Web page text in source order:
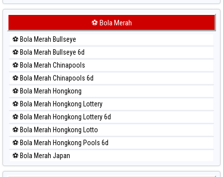
Paito Harian Sydney Lottery
Paito Harian Sydney Lottery 6d
Paito Harian Sydney Lotto
Paito Harian Sydney Pools 6d
Paito Harian Taipei
Paito Harian Taiwan
⚽ Bola Merah
⚽ Bola Merah Bullseye
⚽ Bola Merah Bullseye 6d
⚽ Bola Merah Chinapools
⚽ Bola Merah Chinapools 6d
⚽ Bola Merah Hongkong
⚽ Bola Merah Hongkong Lottery
⚽ Bola Merah Hongkong Lottery 6d
⚽ Bola Merah Hongkong Lotto
⚽ Bola Merah Hongkong Pools 6d
⚽ Bola Merah Japan
⚽ Bola Merah Japan 6d